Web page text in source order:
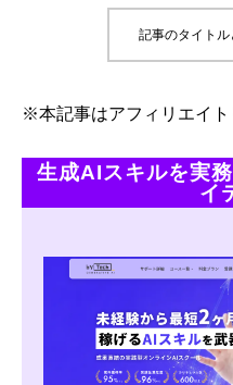
記事のタイト
※本記事はアフィリエイト
生成AIスキルを実
イ